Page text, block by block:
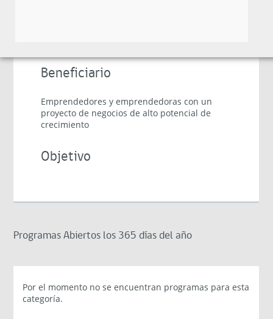
Beneficiario
Emprendedores y emprendedoras con un
proyecto de negocios de alto potencial de
crecimiento
Objetivo
Programas Abiertos los 365 días del año
Por el momento no se encuentran programas para esta
categoría.